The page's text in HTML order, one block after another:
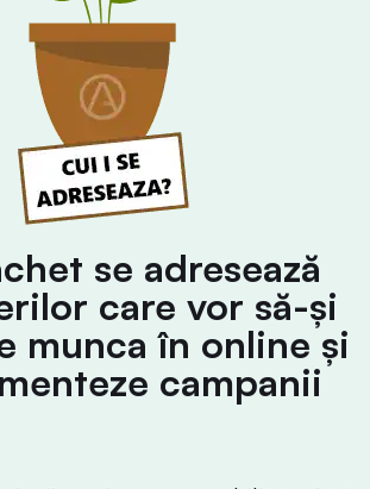
se adresează
care vor să-și
munca în online și
campanii